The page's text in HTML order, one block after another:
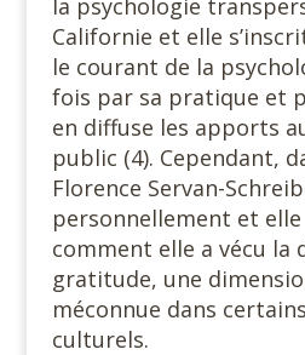
la psychologie
Californie et elle
le courant de la
fois par sa pratique et
en diffuse les apports
public (4). Cependant,
Florence Servan-
personnellement et
comment elle a vécu la
gratitude, une
méconnue dans
culturels.